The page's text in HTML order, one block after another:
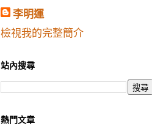
李明運
檢視我的完整簡介
站內搜尋
熱門文章